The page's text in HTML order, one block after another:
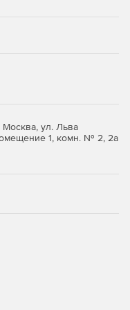
ему элементы
требуется
Dr.Web Enterprise
интранет-
серверов и
серверы),
Москва, ул. Льва
1, комн. № 2, 2а